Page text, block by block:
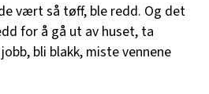
vært så tøff, ble redd. Og det
for å gå ut av huset, ta
bli blakk, miste vennene